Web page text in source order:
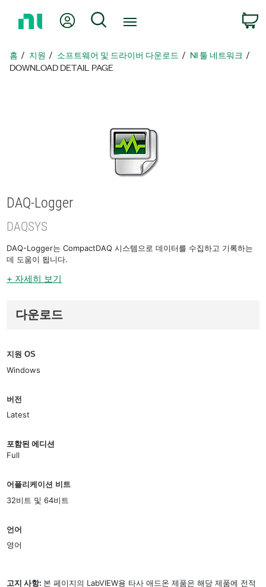
지
로
내 계정 검색
홈 지원 소프트웨어 및 드라이버 다운로드
NI 툴 네트워크
DOWNLOAD DETAIL PAGE
DAQ-Logger
DAQSYS
DAQ-Logger는 CompactDAQ 시스템으로 데이터를 수집하고 기록하는
데 도움이 됩니다.
+ 자세히 보기
다운로드
지원 OS
Windows
버전
Latest
포함된 에디션
Full
어플리케이션 비트
32비트 및 64비트
언어
영어
고지 사항: 본 페이지의 LabVIEW용 타사 애드온 제품은 해당 제품에 전적